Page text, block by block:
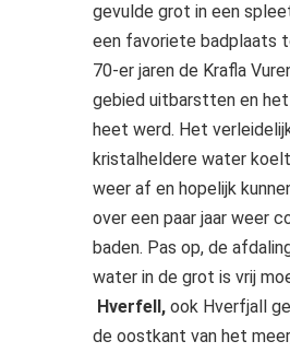
gevulde grot in een
een favoriete badplaats
70-er jaren de Krafla
gebied uitbarstten en
heet werd. Het
kristalheldere water
weer af en hopelijk
over een paar jaar weer
baden. Pas op, de
water in de grot is vrij
Hverfell, ook Hverfjall
de oostkant van het